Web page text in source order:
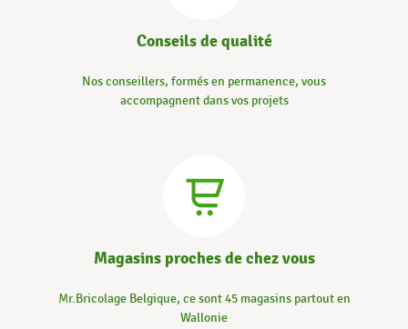
Conseils de qualité
Nos conseillers, formés en permanence, vous
accompagnent dans vos projets
Magasins proches de chez vous
Mr.Bricolage Belgique, ce sont 45 magasins partout en
Wallonie